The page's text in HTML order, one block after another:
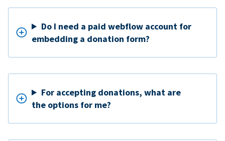
Do I need a paid webflow account for
embedding a donation form?
For accepting donations, what are
the options for me?